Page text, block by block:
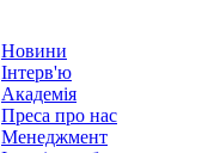
Новини
Інтерв'ю
Академія
Преса про нас
Менеджмент